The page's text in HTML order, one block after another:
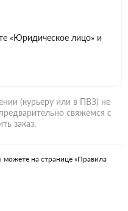
«Юридическое лицо» и
(курьеру или в ПВЗ) не
свяжемся с
заказ.
на странице «Правила